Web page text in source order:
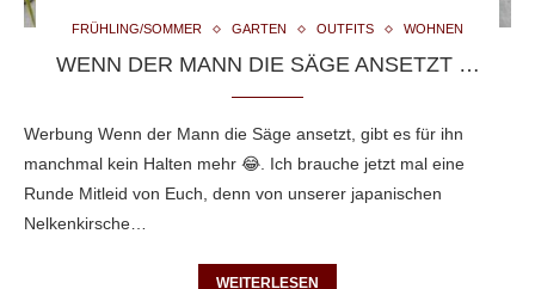
FRÜHLING/SOMMER GARTEN OUTFITS WOHNEN
WENN DER MANN DIE SÄGE ANSETZT …
Werbung Wenn der Mann die Säge ansetzt, gibt es für ihn
manchmal kein Halten mehr 😂. Ich brauche jetzt mal eine
Runde Mitleid von Euch, denn von unserer japanischen
Nelkenkirsche…
WEITERLESEN